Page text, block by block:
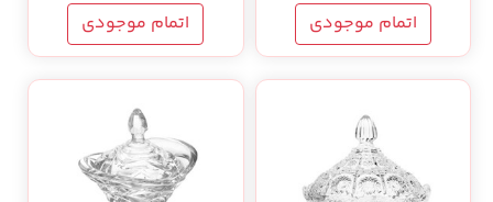
اتمام موجودی اتمام موجودی